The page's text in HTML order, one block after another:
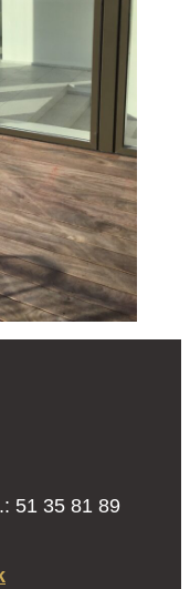
51 35 81 89